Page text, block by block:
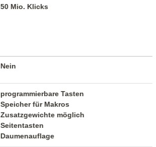
50 Mio. Klicks
Nein
programmierbare Tasten
Speicher für Makros
Zusatzgewichte möglich
Seitentasten
Daumenauflage